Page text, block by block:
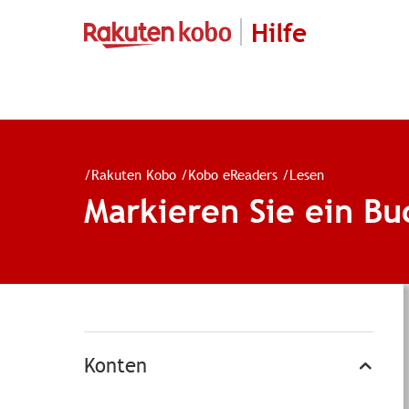
Hilfe
/Rakuten Kobo /Kobo eReaders /Lesen
Markieren Sie ein
Konten